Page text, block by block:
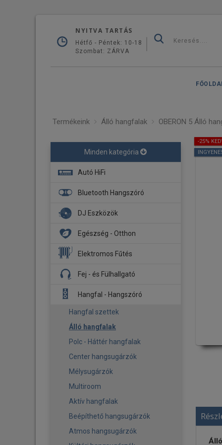
NYITVA TARTÁS
Hétfő - Péntek: 10-18
Szombat: ZÁRVA
Termékeink Álló hangfalak OBERON 5 Álló
Minden kategória
Autó HiFi
Fejegység
Erősítő
Hangszóró
Mélysugárzó
Menetrögzítő kamerák
Kiegészítő - Tartozék
Bluetooth Hangszóró
DJ Eszközök
DJ Fejhallgató
DJ Lemezjátszó
Stúdió Monitor
Egészség - Otthon
Aroma diffúzor
Légmosó
Légtisztító
Okos otthon
Párásító
Okos babazokni
Pizza sütő
Pizza sütő - Kiegészítő
Ventilátor
Kiegészítő - Tartozék
Elektromos Fűtés
Fűtőpanel
Tartozék
Fej - és Fülhallgató
Fejhallgató
Fejhallgató erősítő - DAC
Hangfal - Hangszóró
Hangfal szettek
Álló hangfalak
Polc - Háttér hangfalak
Center hangsugárzók
Mélysugárzók
Multiroom
Aktív hangfalak
Beépíthető hangsugárzók
Atmos hangsugárzók
-25%